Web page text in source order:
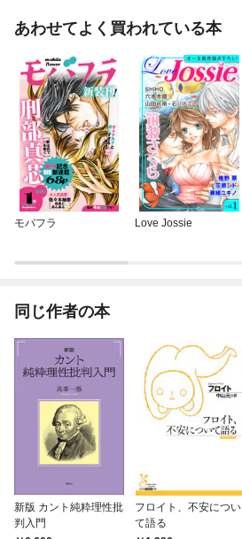
あわせてよく買われている本
モバフラ Love Jossie
同じ作者の本
新版 カント純粋理性批
判入門
フロイト、不安につい
て語る